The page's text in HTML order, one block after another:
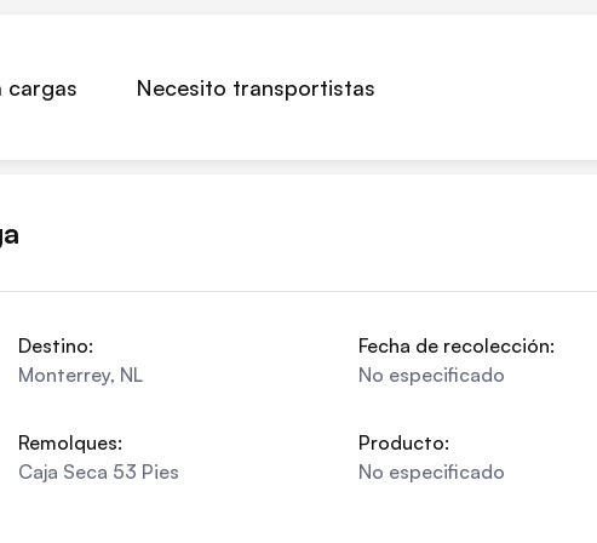
cargas Necesito transportistas
Destino:
Monterrey, NL
Fecha de recolección:
No especificado
Remolques:
Caja Seca 53 Pies
Producto:
No especificado